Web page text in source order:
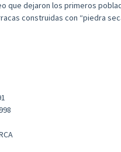
que dejaron los primeros
construidas con “piedra